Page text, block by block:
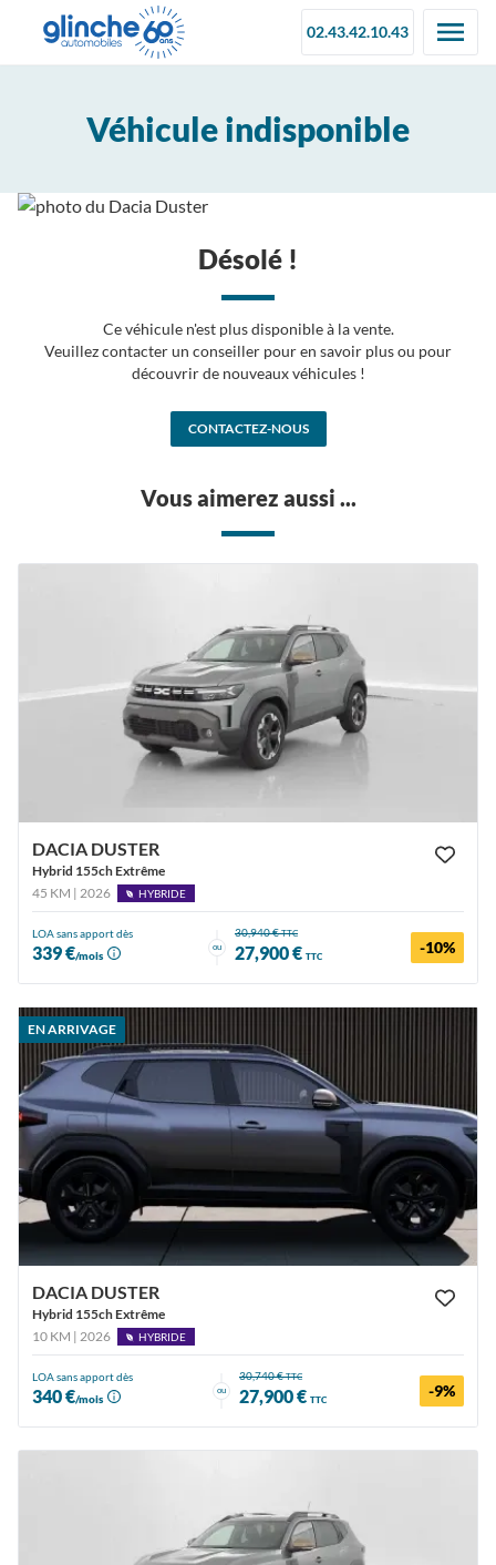
02.43.42.10.43
Véhicule indisponible
Désolé !
Ce véhicule n'est plus disponible à la vente.
Veuillez contacter un conseiller pour en savoir plus ou pour
découvrir de nouveaux véhicules !
CONTACTEZ-NOUS
Vous aimerez aussi ...
DACIA DUSTER
Hybrid 155ch Extrême
45 KM | 2026
HYBRIDE
LOA sans apport dès
339 €/mois
ou
30,940 €TTC
27,900 € TTC -10%
EN ARRIVAGE
DACIA DUSTER
Hybrid 155ch Extrême
10 KM | 2026
HYBRIDE
LOA sans apport dès
340 €/mois
ou
30,740 €TTC
27,900 € TTC -9%